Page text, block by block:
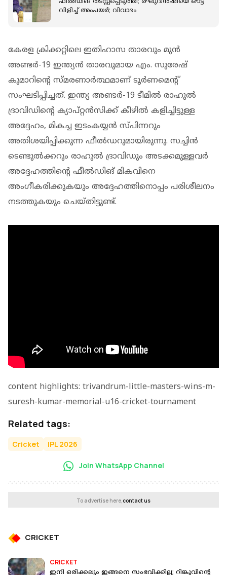
ഫീൽഡിങ് തടസ്സപ്പെടുത്തി; രഘുവന്‍ഷിയെ ഔട്ട്
വിളിച്ച് അംപയര്‍; വിവാദം
കേരള ക്രിക്കറ്റിലെ ഇതിഹാസ താരവും മുൻ
അണ്ടർ-19 ഇന്ത്യൻ താരവുമായ എം. സുരേഷ്
കുമാറിന്റെ സ്മരണാർത്ഥമാണ് ടൂർണമെന്റ്
സംഘടിപ്പിച്ചത്. ഇന്ത്യ അണ്ടർ-19 ടീമിൽ രാഹുൽ
ദ്രാവിഡിന്റെ ക്യാപ്റ്റൻസിക്ക് കീഴിൽ കളിച്ചിട്ടുള്ള
അദ്ദേഹം, മികച്ച ഇടംകയ്യൻ സ്പിന്നറും
അതിശയിപ്പിക്കുന്ന ഫീൽഡറുമായിരുന്നു. സച്ചിൻ
ടെണ്ടുൽക്കറും രാഹുൽ ദ്രാവിഡും അടക്കമുള്ളവർ
അദ്ദേഹത്തിന്റെ ഫീൽഡിങ് മികവിനെ
അംഗീകരിക്കുകയും അദ്ദേഹത്തിനൊപ്പം പരിശീലനം
നടത്തുകയും ചെയ്തിട്ടുണ്ട്.
content highlights: trivandrum-little-masters-wins-m-
suresh-kumar-memorial-u16-cricket-tournament
Related tags:
Cricket IPL 2026
Join WhatsApp Channel
To advertise here,contact us
CRICKET
CRICKET
ഇനി ഒരിക്കലും ഇങ്ങനെ സംഭവിക്കില്ല; റിങ്കുവിന്റെ